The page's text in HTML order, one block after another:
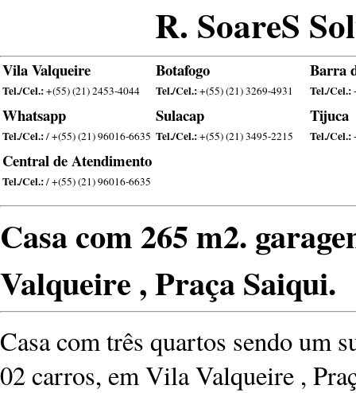
R. SoareS
Vila Valqueire
Tel./Cel.:+(55) (21) 2453-4044
Botafogo
Tel./Cel.:+(55) (21) 3269-4931
Barra
Tel./Cel.:
Whatsapp
Tel./Cel.:/ +(55) (21) 96016-6635
Sulacap
Tel./Cel.:+(55) (21) 3495-2215
Tijuca
Tel./Cel.:
Central de Atendimento
Tel./Cel.:/ +(55) (21) 96016-6635
Casa com 265 m2.
Valqueire , Praça Saiqui.
Casa com três quartos sendo um
02 carros, em Vila Valqueire ,